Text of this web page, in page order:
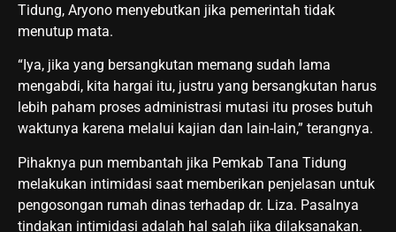
Tidung, Aryono menyebutkan jika pemerintah tidak
menutup mata.
“Iya, jika yang bersangkutan memang sudah lama
mengabdi, kita hargai itu, justru yang bersangkutan harus
lebih paham proses administrasi mutasi itu proses butuh
waktunya karena melalui kajian dan lain-lain,” terangnya.
Pihaknya pun membantah jika Pemkab Tana Tidung
melakukan intimidasi saat memberikan penjelasan untuk
pengosongan rumah dinas terhadap dr. Liza. Pasalnya
tindakan intimidasi adalah hal salah jika dilaksanakan.